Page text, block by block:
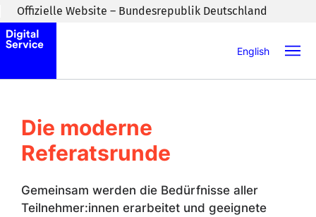
Zum Inhaltsbereich wechseln
Offizielle Website – Bundesrepublik Deutschland
English
Die moderne
Referatsrunde
Gemeinsam werden die Bedürfnisse aller
Teilnehmer:innen erarbeitet und geeignete